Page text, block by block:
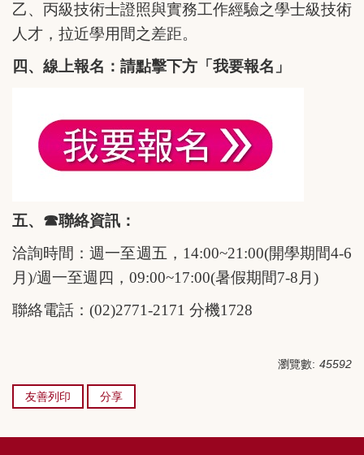
乙、丙級技術士證照與實務工作經驗之學士級技術
人才，拉近學用間之差距。
四、線上報名：請點擊下方「我要報名」
五、 ☎聯絡資訊：
洽詢時間：週一至週五， 14:00~21:00(開學期間4-6
月)/週一至週四 ， 09:00~17:00(暑假期間7-8月)
聯絡電話： (02)2771-2171 分機1728
瀏覽數: 45592
友善列印 分享